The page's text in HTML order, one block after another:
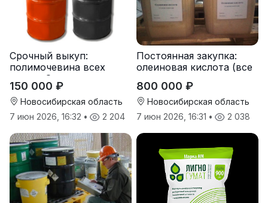
Срочный выкуп:
полимочевина всех
типов, Эластоплан,
Экстраплан
150 000 ₽
Новосибирская область
7 июн 2026, 16:32 • 2 204
Постоянная закупка:
олеиновая кислота (все
просрочка)
800 000 ₽
Новосибирская область
7 июн 2026, 16:31 • 2 038